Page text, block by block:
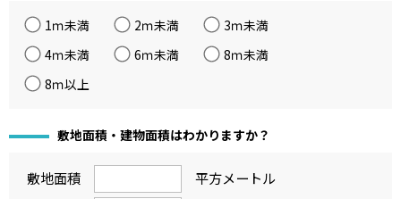
1ｍ未満 2ｍ未満
3ｍ未満
4ｍ未満
6ｍ未満
8ｍ未満
8ｍ以上
敷地面積・建物面積はわかりますか？
敷地面積
平方メートル